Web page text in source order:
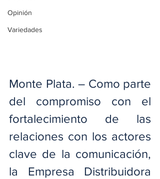
Opinión
Variedades
Monte Plata. – Como parte
del compromiso con el
fortalecimiento de las
relaciones con los actores
clave de la comunicación,
la Empresa Distribuidora